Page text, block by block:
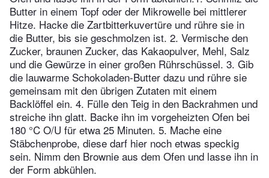
Butter in einem Topf oder der Mikrowelle bei mittlerer
Hitze. Hacke die Zartbitterkuvertüre und rühre sie in
die Butter, bis sie geschmolzen ist. 2. Vermische den
Zucker, braunen Zucker, das Kakaopulver, Mehl, Salz
und die Gewürze in einer großen Rührschüssel. 3. Gib
die lauwarme Schokoladen-Butter dazu und rühre sie
gemeinsam mit den übrigen Zutaten mit einem
Backlöffel ein. 4. Fülle den Teig in den Backrahmen und
streiche ihn glatt. Backe ihn im vorgeheizten Ofen bei
180 °C O/U für etwa 25 Minuten. 5. Mache eine
Stäbchenprobe, diese darf hier noch etwas speckig
sein. Nimm den Brownie aus dem Ofen und lasse ihn in
der Form abkühlen.